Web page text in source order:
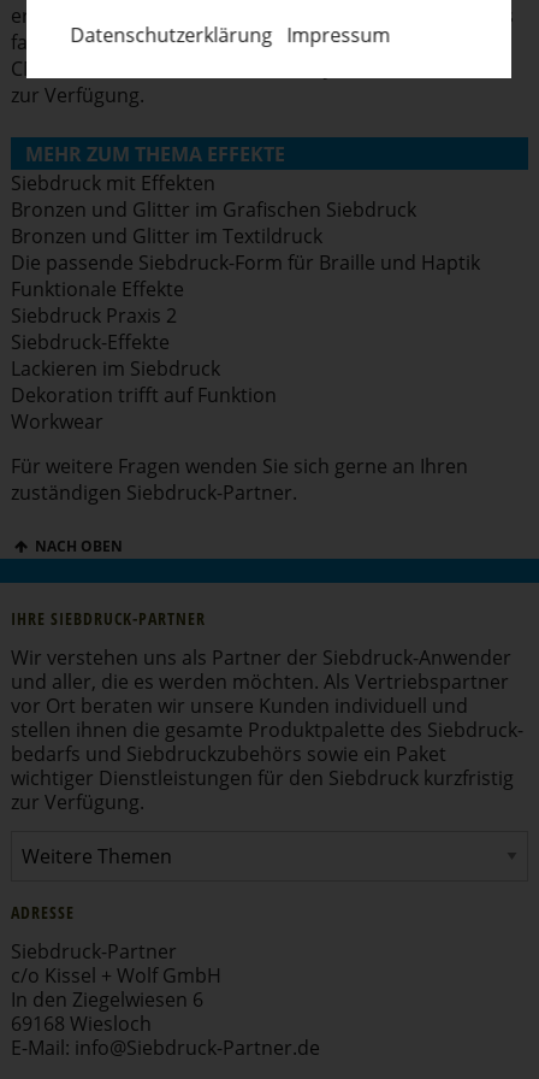
erscheint, benützt den Relief-Varnish als Überlack eines
farbigen, vorge­druckten Motivs. Hierfür stehen die
CMYK-Farben samt Weiß der Ultra Jet DUV-C Farbserie
zur Verfügung.
MEHR ZUM THEMA EFFEKTE
Siebdruck mit Effekten
Bronzen und Glitter im Grafischen Siebdruck
Bronzen und Glitter im Textildruck
Die passende Siebdruck-Form für Braille und Haptik
Funktionale Effekte
Siebdruck Praxis 2
Siebdruck-Effekte
Lackieren im Siebdruck
Dekoration trifft auf Funktion
Workwear
Für weitere Fragen wenden Sie sich gerne an Ihren
zuständigen Siebdruck-Partner.
NACH OBEN
IHRE SIEBDRUCK-PARTNER
Wir verstehen uns als Partner der Siebdruck-Anwender
und aller, die es werden möchten. Als Vertriebs­partner
vor Ort beraten wir unsere Kunden individuell und
stellen ihnen die gesamte Produkt­pa­lette des Siebdruck­
be­darfs und Siebdruck­zu­behörs sowie ein Paket
wichtiger Dienst­leis­tungen für den Siebdruck kurzfristig
zur Verfügung.
ADRESSE
Siebdruck-Partner
c/o Kissel + Wolf GmbH
In den Ziegel­wiesen 6
69168 Wiesloch
E-Mail: info@​Siebdruck-​Partner.​de
Daten­schut­z­er­klärung Impressum